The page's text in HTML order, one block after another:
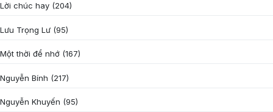
Lời chúc hay (204)
Lưu Trọng Lư (95)
Một thời để nhớ (167)
Nguyễn Bính (217)
Nguyễn Khuyến (95)